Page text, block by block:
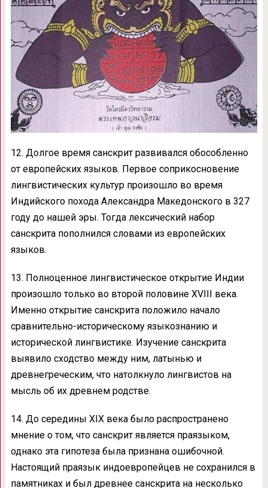
12. Долгое время санскрит развивался обособленно
от европейских языков. Первое соприкосновение
лингвистических культур произошло во время
Индийского похода Александра Македонского в 327
году до нашей эры. Тогда лексический набор
санскрита пополнился словами из европейских
языков.
13. Полноценное лингвистическое открытие Индии
произошло только во второй половине XVIII века.
Именно открытие санскрита положило начало
сравнительно-историческому языкознанию и
исторической лингвистике. Изучение санскрита
выявило сходство между ним, латынью и
древнегреческим, что натолкнуло лингвистов на
мысль об их древнем родстве.
14. До середины XIX века было распространено
мнение о том, что санскрит является праязыком,
однако эта гипотеза была признана ошибочной.
Настоящий праязык индоевропейцев не сохранился в
памятниках и был древнее санскрита на несколько